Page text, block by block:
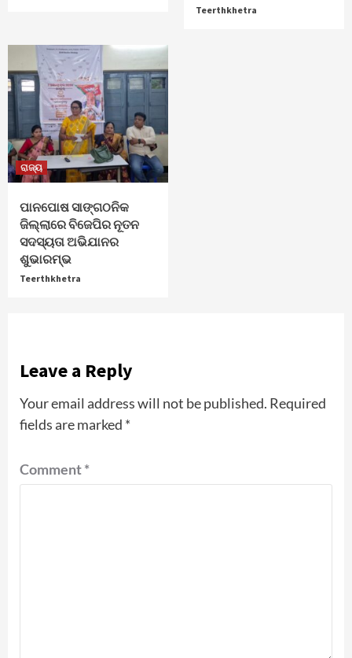
Teerthkhetra
ରାଜ୍ୟ
ପାନପୋଷ ସାଙ୍ଗଠନିକ
ଜିଲ୍ଲାରେ ବିଜେପିର ନୂତନ
ସଦସ୍ୟତା ଅଭିଯାନର
ଶୁଭାରମ୍ଭ
Teerthkhetra
Leave a Reply
Your email address will not be published. Required
fields are marked *
Comment*